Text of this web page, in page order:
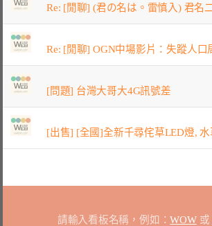
Re: [閒聊] (君の名は。雷慎入) 君名
Re: [閒聊] OGN中場影片：失蹤人口
[問題] 台灣大哥大4G訊號差
[出售] [全國]全新千尋侘草LED燈, 水
請輸入看板名稱，例如：WOW或